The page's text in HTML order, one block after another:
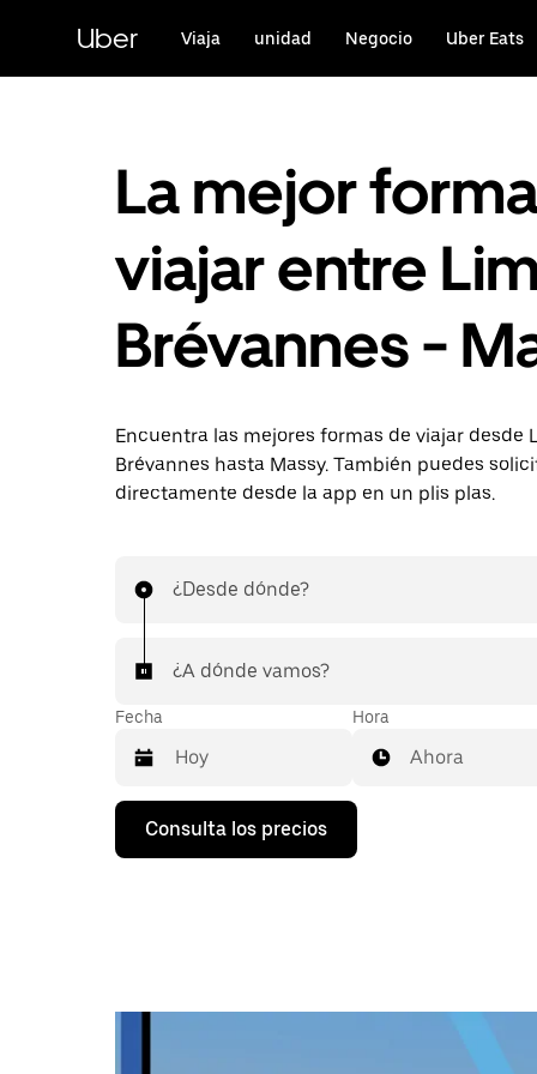
contenido
principal
Uber Viaja unidad Negocio Uber Eats
La mejor
viajar entre
Brévannes -
Encuentra las mejores formas de viajar desde
Brévannes hasta Massy. También puedes
directamente desde la app en un plis plas.
¿Desde dónde?
¿A dónde vamos?
Fecha
Pulsa
flecha
y
Hora
Ahora
Consulta los precios